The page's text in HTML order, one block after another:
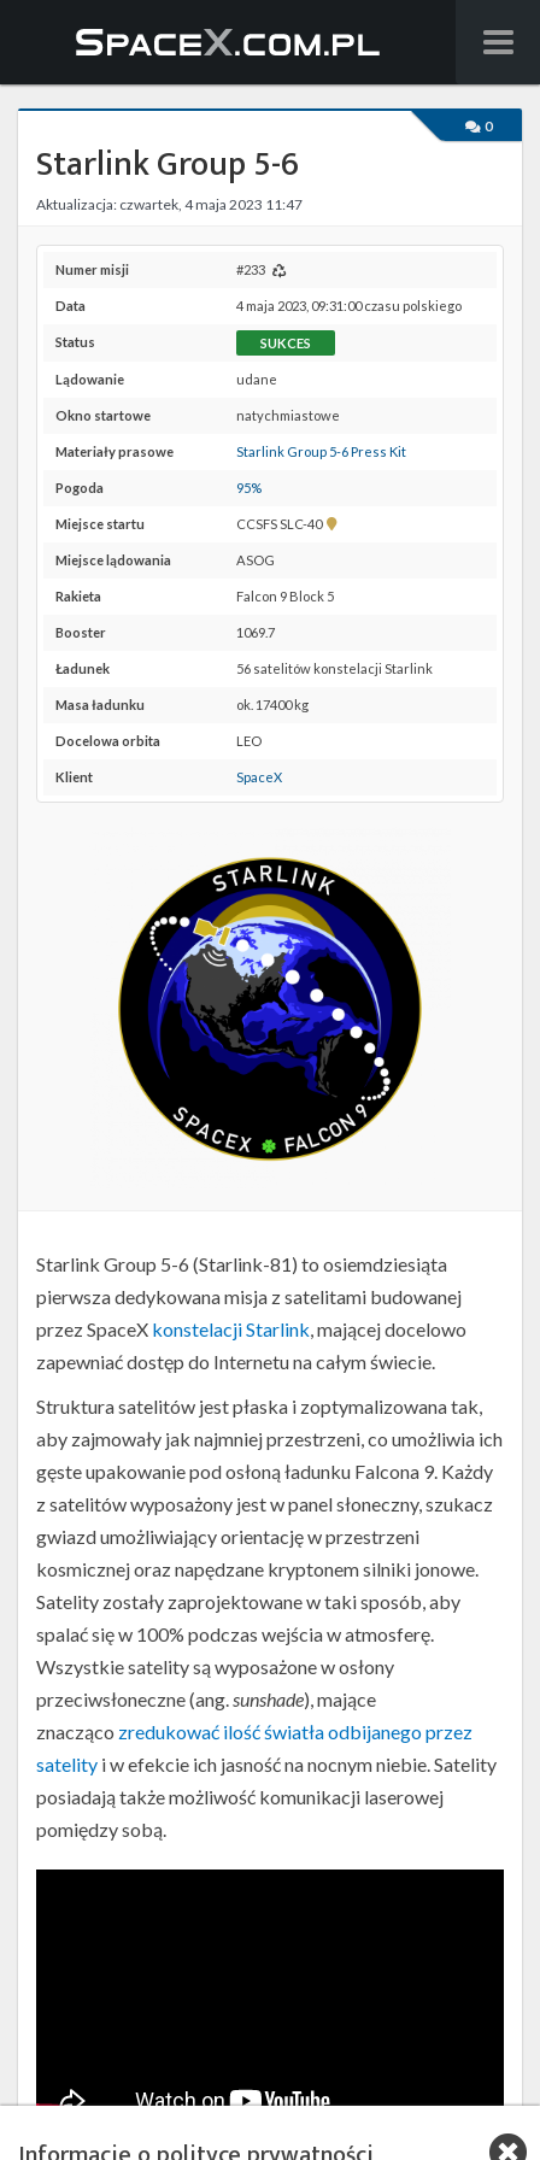
Wiadomości
Baza wiedzy
Starlink
Starship
Na żywo
Facebook
Kalendarze
0
Starlink Group 5-6
Aktualizacja: czwartek, 4 maja 2023 11:47
Numer misji #233
Data 4 maja 2023, 09:31:00 czasu polskiego
Status SUKCES
Lądowanie udane
Okno startowe natychmiastowe
Materiały prasowe Starlink Group 5-6 Press Kit
Pogoda 95%
Miejsce startu CCSFS SLC-40
Pokaż
Maps
Miejsce lądowania ASOG
Rakieta Falcon 9 Block 5
Booster 1069.7
Ładunek 56 satelitów konstelacji Starlink
Masa ładunku ok. 17400 kg
Docelowa orbita LEO
Klient SpaceX
Starlink Group 5-6 (Starlink-81) to osiemdziesiąta
pierwsza dedykowana misja z satelitami budowanej
przez SpaceX konstelacji Starlink, mającej docelowo
zapewniać dostęp do Internetu na całym świecie.
Struktura satelitów jest płaska i zoptymalizowana tak,
aby zajmowały jak najmniej przestrzeni, co umożliwia ich
gęste upakowanie pod osłoną ładunku Falcona 9. Każdy
z satelitów wyposażony jest w panel słoneczny, szukacz
gwiazd umożliwiający orientację w przestrzeni
kosmicznej oraz napędzane kryptonem silniki jonowe.
Satelity zostały zaprojektowane w taki sposób, aby
spalać się w 100% podczas wejścia w atmosferę.
Wszystkie satelity są wyposażone w osłony
przeciwsłoneczne (ang.sunshade), mające
znacząco zredukować ilość światła odbijanego przez
satelity i w efekcie ich jasność na nocnym niebie. Satelity
posiadają także możliwość komunikacji laserowej
pomiędzy sobą.